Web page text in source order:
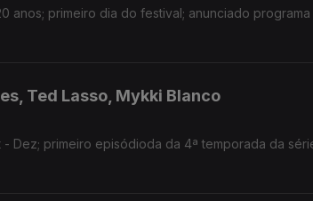
anos; primeiro dia do festival; anunciado
Ted Lasso, Mykki Blanco
Dez; primeiro episódioda da 4ª temporada da